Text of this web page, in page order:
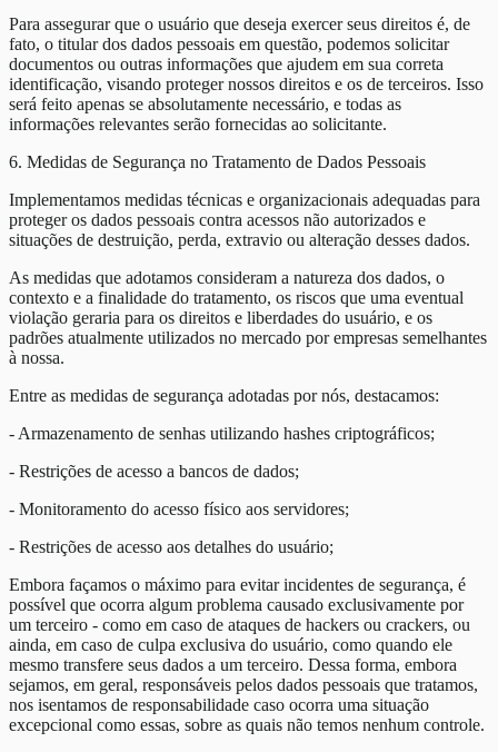
Para assegurar que o usuário que deseja exercer seus direitos é, de
fato, o titular dos dados pessoais em questão, podemos solicitar
documentos ou outras informações que ajudem em sua correta
identificação, visando proteger nossos direitos e os de terceiros. Isso
será feito apenas se absolutamente necessário, e todas as
informações relevantes serão fornecidas ao solicitante.
6. Medidas de Segurança no Tratamento de Dados Pessoais
Implementamos medidas técnicas e organizacionais adequadas para
proteger os dados pessoais contra acessos não autorizados e
situações de destruição, perda, extravio ou alteração desses dados.
As medidas que adotamos consideram a natureza dos dados, o
contexto e a finalidade do tratamento, os riscos que uma eventual
violação geraria para os direitos e liberdades do usuário, e os
padrões atualmente utilizados no mercado por empresas semelhantes
à nossa.
Entre as medidas de segurança adotadas por nós, destacamos:
- Armazenamento de senhas utilizando hashes criptográficos;
- Restrições de acesso a bancos de dados;
- Monitoramento do acesso físico aos servidores;
- Restrições de acesso aos detalhes do usuário;
Embora façamos o máximo para evitar incidentes de segurança, é
possível que ocorra algum problema causado exclusivamente por
um terceiro - como em caso de ataques de hackers ou crackers, ou
ainda, em caso de culpa exclusiva do usuário, como quando ele
mesmo transfere seus dados a um terceiro. Dessa forma, embora
sejamos, em geral, responsáveis pelos dados pessoais que tratamos,
nos isentamos de responsabilidade caso ocorra uma situação
excepcional como essas, sobre as quais não temos nenhum controle.